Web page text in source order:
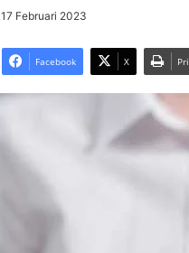
17 Februari 2023
Facebook X